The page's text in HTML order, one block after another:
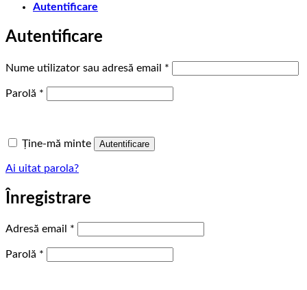
Autentificare
Autentificare
Nume utilizator sau adresă email *
Parolă *
Ține-mă minte Autentificare
Ai uitat parola?
Înregistrare
Adresă email *
Parolă *